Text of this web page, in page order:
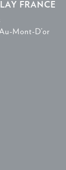
FRANCE
Mont-D’or